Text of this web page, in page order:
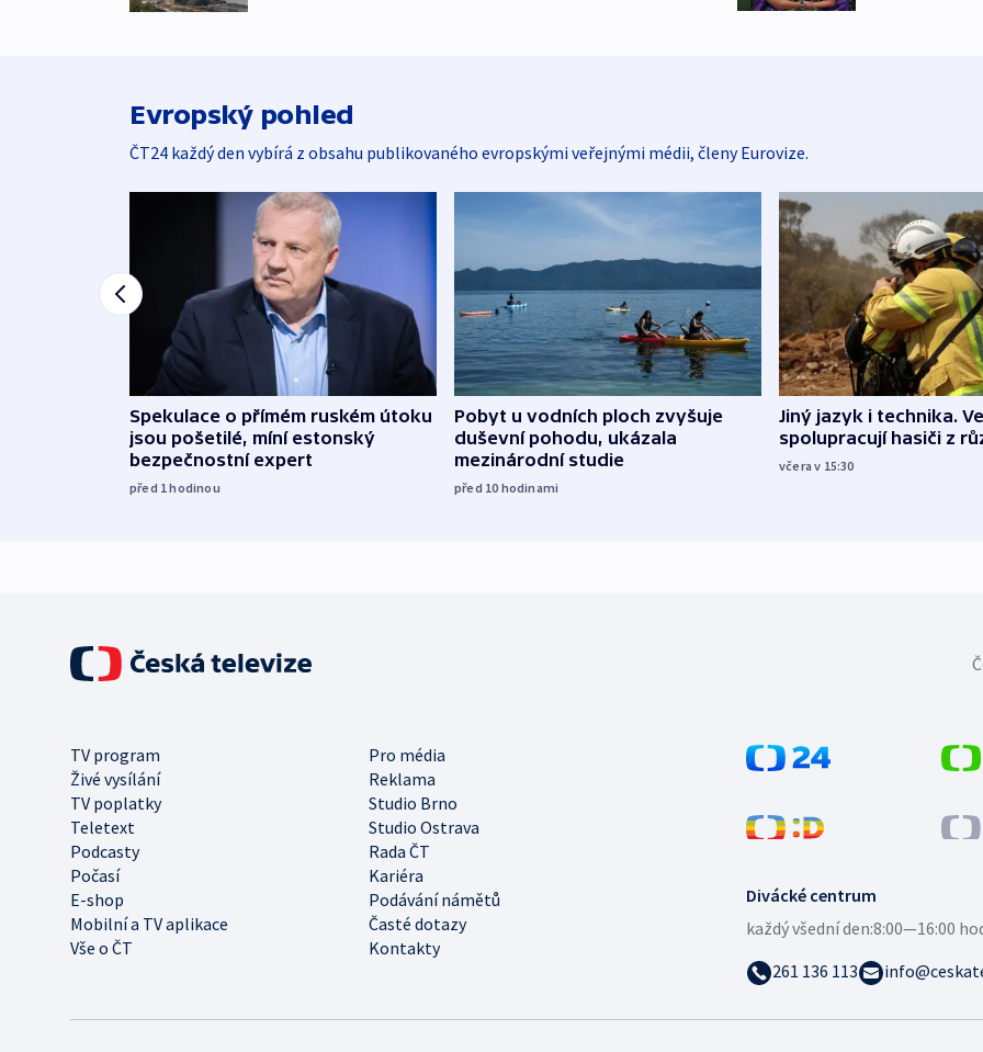
Evropský pohled
ČT24 každý den vybírá z obsahu publikovaného evropskými veřejnými médii, členy Eurovize.
Spekulace o přímém ruském útoku
jsou pošetilé, míní estonský
bezpečnostní expert
před 1hodinou
Pobyt u vodních ploch zvyšuje
duševní pohodu, ukázala
mezinárodní studie
před 10 hodinami
Jiný jazyk i technika.
spolupracují hasiči z
včera v 15:30
TV program
Pro média
Živé vysílání
Reklama
TV poplatky
Studio Brno
Teletext
Studio Ostrava
Podcasty
Rada ČT
Počasí
Kariéra
E-shop
Podávání námětů
Mobilní a TV aplikace
Časté dotazy
Vše o ČT
Kontakty
Divácké centrum
každý všední den:8:00—16:00
261 136 113